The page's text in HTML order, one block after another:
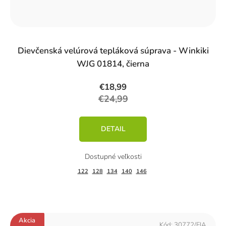
Dievčenská velúrová tepláková súprava - Winkiki
WJG 01814, čierna
€18,99
€24,99
DETAIL
122 128 134 140 146
Akcia